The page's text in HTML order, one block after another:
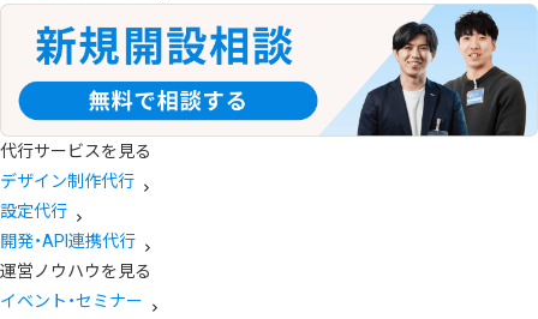
代行サービスを見る
デザイン制作代行
設定代行
開発・API連携代行
運営ノウハウを見る
イベント・セミナー